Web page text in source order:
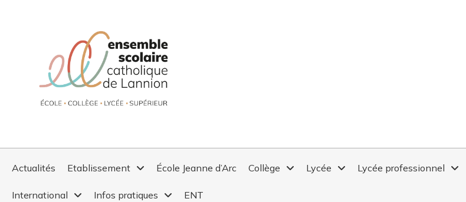
Actualités Etablissement École Jeanne d’Arc Collège Lycée Lycée professionnel
International Infos pratiques ENT